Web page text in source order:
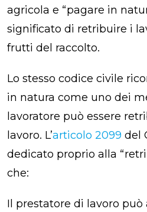
agricola e “pagare in
significato di retribuire i
frutti del raccolto.
Lo stesso codice civile
in natura come uno dei
lavoratore può essere
lavoro. L’articolo 2099 del
dedicato proprio alla
che:
Il prestatore di lavoro può